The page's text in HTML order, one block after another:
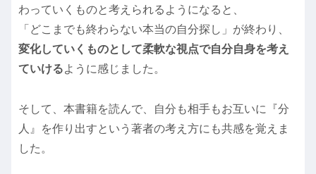
わっていくものと考えられるようになると、
「どこまでも終わらない本当の自分探し」が終わり、
変化していくものとして柔軟な視点で自分自身を考え
ていけるように感じました。
そして、本書籍を読んで、自分も相手もお互いに『分
人』を作り出すという著者の考え方にも共感を覚えま
した。